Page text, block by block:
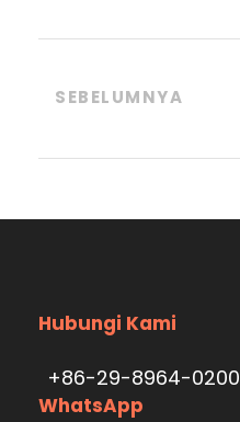
SEBELUMNYA
Hubungi Kami
+86-29-8964-0200
WhatsApp